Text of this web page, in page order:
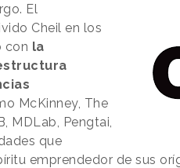
El
Cheil en los
con la
McKinney, The
MDLab, Pengtai,
que
emprendedor de sus